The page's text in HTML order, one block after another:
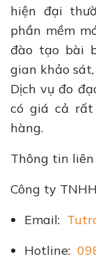
hiện đại
phần mềm
đào tạo bài
gian khảo
Dịch vụ đo
có giá cả
hàng.
Thông tin liên
Công ty
Email:
Hotline: